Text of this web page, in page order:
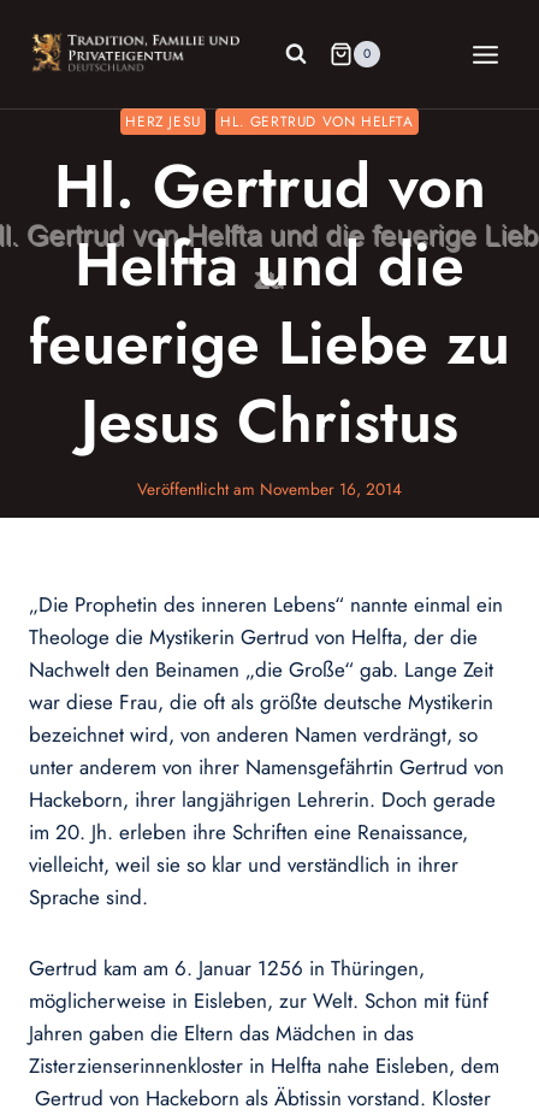
Inhalt
springen
0
HERZ JESU HL. GERTRUD VON HELFTA
Hl. Gertrud von
Helfta und die
feuerige Liebe zu
Jesus Christus
Veröffentlicht am November 16, 2014
„Die Prophetin des inneren Lebens“ nannte einmal ein
Theologe die Mystikerin Gertrud von Helfta, der die
Nachwelt den Beinamen „die Große“ gab. Lange Zeit
war diese Frau, die oft als größte deutsche Mystikerin
bezeichnet wird, von anderen Namen verdrängt, so
unter anderem von ihrer Namensgefährtin Gertrud von
Hackeborn, ihrer langjährigen Lehrerin. Doch gerade
im 20. Jh. erleben ihre Schriften eine Renaissance,
vielleicht, weil sie so klar und verständlich in ihrer
Sprache sind.
Gertrud kam am 6. Januar 1256 in Thüringen,
möglicherweise in Eisleben, zur Welt. Schon mit fünf
Jahren gaben die Eltern das Mädchen in das
Zisterzienserinnenkloster in Helfta nahe Eisleben, dem
Gertrud von Hackeborn als Äbtissin vorstand. Kloster